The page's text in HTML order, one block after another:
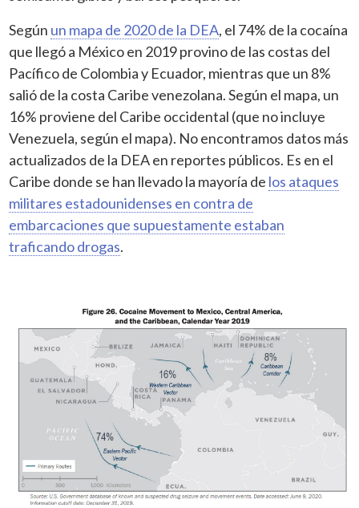
Según un mapa de 2020 de la DEA, el 74% de la cocaína
que llegó a México en 2019 provino de las costas del
Pacífico de Colombia y Ecuador, mientras que un 8%
salió de la costa Caribe venezolana. Según el mapa, un
16% proviene del Caribe occidental (que no incluye
Venezuela, según el mapa). No encontramos datos más
actualizados de la DEA en reportes públicos. Es en el
Caribe donde se han llevado la mayoría de los ataques
militares estadounidenses en contra de
embarcaciones que supuestamente estaban
traficando drogas.